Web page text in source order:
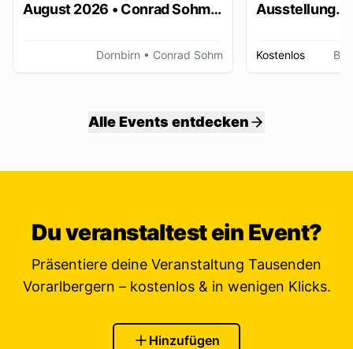
August 2026 • Conrad Sohm
Dornbirn • Conrad Sohm
Ausstellung
Kostenlos
Alle Events entdecken
Du veranstaltest ein Event?
Präsentiere deine Veranstaltung Tausenden
Vorarlbergern – kostenlos & in wenigen Klicks.
Hinzufügen